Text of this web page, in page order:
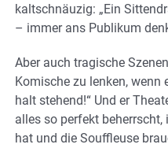
kaltschnäuzig: „Ein
– immer ans Publikum
Aber auch tragische
Komische zu lenken, wenn
halt stehend!“ Und er
alles so perfekt
hat und die Souffleuse